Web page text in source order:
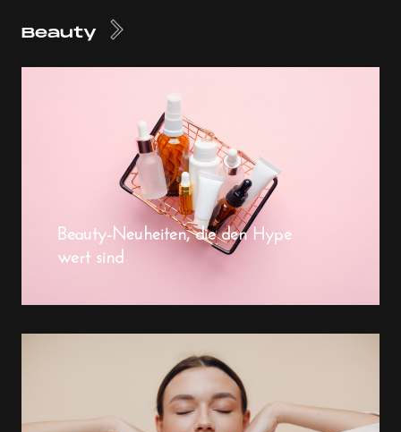
Beauty
Beauty-Neuheiten, die den Hype
wert sind